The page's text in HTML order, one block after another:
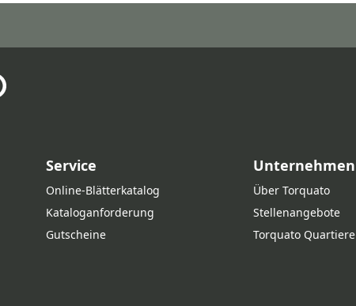
Service
Online‑Blätterkatalog
Kataloganforderung
Gutscheine
Unternehmen
Über Torquato
Stellenangebote
Torquato Quartiere